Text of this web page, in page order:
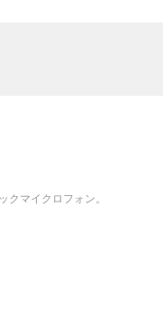
クマイクロフォン。